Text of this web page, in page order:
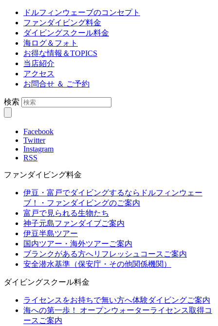
ドルフィンウェーブのコンセプト
ファンダイビング料金
ダイビングスクール料金
海ログ＆フォト
お得な情報＆TOPICS
当店紹介
アクセス
お問合せ ＆ ご予約
検索
Facebook
Twitter
Instagram
RSS
ファンダイビング料金
伊豆・富戸でダイビングするならドルフィンウェー
ブ！・ファンダイビングのご案内
富戸で見られる生物たち
神子元島ファンダイブご案内
伊豆半島ツアー
国内ツアー・海外ツアーご案内
ブランクがある方へリフレッシュコースご案内
安全潜水基準（保安庁・その他関係機関）
ダイビングスクール料金
ライセンスをお持ちで無い方へ体験ダイビングご案内
海への第一歩！ オープンウォーターライセンス取得コ
ースご案内